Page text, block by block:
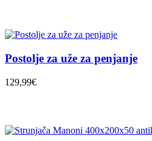
Postolje za uže za penjanje
129,99€